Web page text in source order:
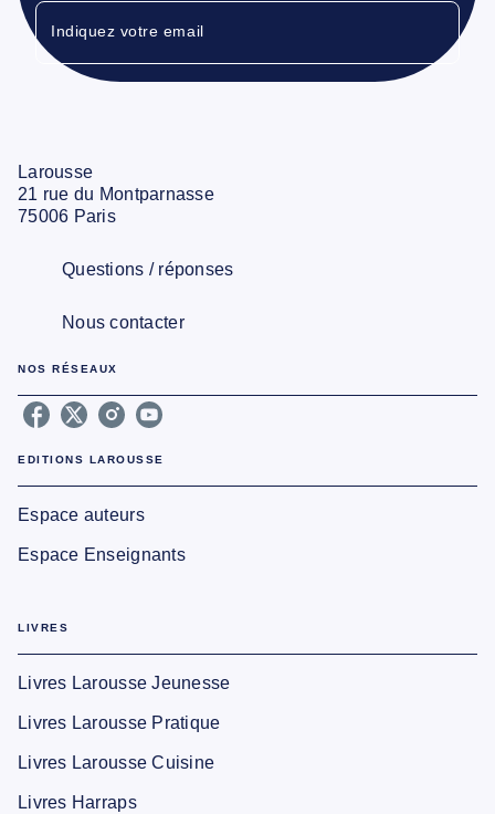
Indiquez votre email
Larousse
21 rue du Montparnasse
75006 Paris
Questions / réponses
Nous contacter
NOS RÉSEAUX
EDITIONS LAROUSSE
Espace auteurs
Espace Enseignants
LIVRES
Livres Larousse Jeunesse
Livres Larousse Pratique
Livres Larousse Cuisine
Livres Harraps